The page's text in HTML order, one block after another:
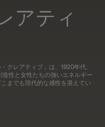
アティ
クレアティブ」は、1920年代、
性と女性たちの強いエネルギー
までも現代的な感性を湛えてい